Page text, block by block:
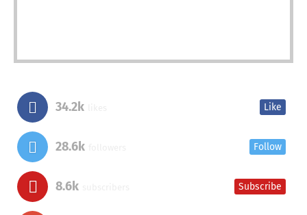
34.2k Like
28.6k Follow
8.6k Subscribe